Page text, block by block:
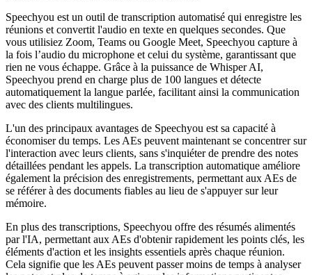
Speechyou est un outil de transcription automatisé qui enregistre les
réunions et convertit l'audio en texte en quelques secondes. Que
vous utilisiez Zoom, Teams ou Google Meet, Speechyou capture à
la fois l’audio du microphone et celui du système, garantissant que
rien ne vous échappe. Grâce à la puissance de Whisper AI,
Speechyou prend en charge plus de 100 langues et détecte
automatiquement la langue parlée, facilitant ainsi la communication
avec des clients multilingues.
L'un des principaux avantages de Speechyou est sa capacité à
économiser du temps. Les AEs peuvent maintenant se concentrer sur
l'interaction avec leurs clients, sans s'inquiéter de prendre des notes
détaillées pendant les appels. La transcription automatique améliore
également la précision des enregistrements, permettant aux AEs de
se référer à des documents fiables au lieu de s'appuyer sur leur
mémoire.
En plus des transcriptions, Speechyou offre des résumés alimentés
par l'IA, permettant aux AEs d'obtenir rapidement les points clés, les
éléments d'action et les insights essentiels après chaque réunion.
Cela signifie que les AEs peuvent passer moins de temps à analyser